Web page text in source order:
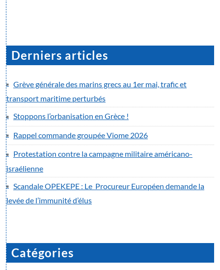
Derniers articles
Grève générale des marins grecs au 1er mai, trafic et
transport maritime perturbés
Stoppons l’orbanisation en Grèce !
Rappel commande groupée Viome 2026
Protestation contre la campagne militaire américano-
israélienne
Scandale OPEKEPE : Le Procureur Européen demande la
levée de l’immunité d’élus
Catégories